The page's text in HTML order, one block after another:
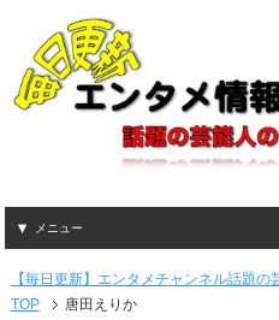
メニュー
【毎日更新】エンタメチャンネル話題
TOP
唐田えりか